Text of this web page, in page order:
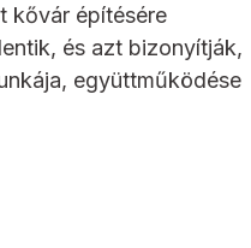
kővár építésére
és azt bizonyítják,
együttműködése